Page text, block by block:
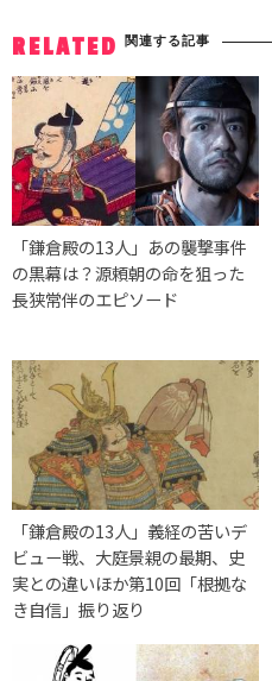
RELATED 関連する記事
「鎌倉殿の13人」あの襲撃事件
の黒幕は？源頼朝の命を狙った
長狭常伴のエピソード
「鎌倉殿の13人」義経の苦いデ
ビュー戦、大庭景親の最期、史
実との違いほか第10回「根拠な
き自信」振り返り